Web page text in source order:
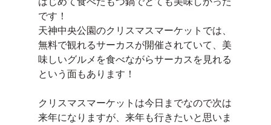
です！
天神中央公園のクリスマスマーケットでは、
無料で観れるサーカスが開催されていて、美
味しいグルメを食べながらサーカスを見れる
という面もあります！
クリスマスマーケットは今日までなので次は
来年になりますが、来年も行きたいと思いま